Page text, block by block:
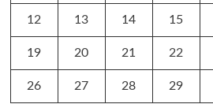
12 13 14 15
19 20 21 22
26 27 28 29